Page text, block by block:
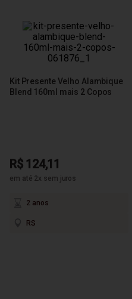
Kit Presente Velho Alambique
Blend 160ml mais 2 Copos
R$ 124,11
em até 2x sem juros
2 anos
RS